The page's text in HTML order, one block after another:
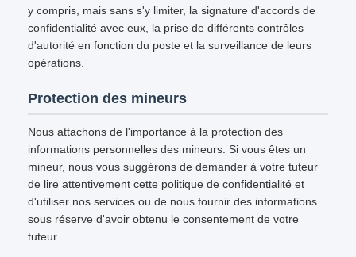
y compris, mais sans s'y limiter, la signature d'accords de
confidentialité avec eux, la prise de différents contrôles
d'autorité en fonction du poste et la surveillance de leurs
opérations.
Protection des mineurs
Nous attachons de l'importance à la protection des
informations personnelles des mineurs. Si vous êtes un
mineur, nous vous suggérons de demander à votre tuteur
de lire attentivement cette politique de confidentialité et
d'utiliser nos services ou de nous fournir des informations
sous réserve d'avoir obtenu le consentement de votre
tuteur.